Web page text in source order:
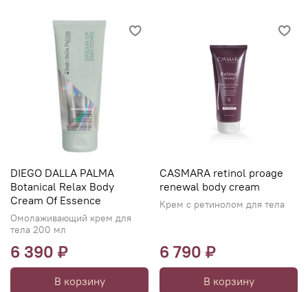
DIEGO DALLA PALMA
Botanical Relax Body
Cream Of Essence
Омолаживающий крем для
тела 200 мл
6 390 ₽
В корзину
CASMARA retinol proage
renewal body cream
Крем с ретинолом для тела
6 790 ₽
В корзину